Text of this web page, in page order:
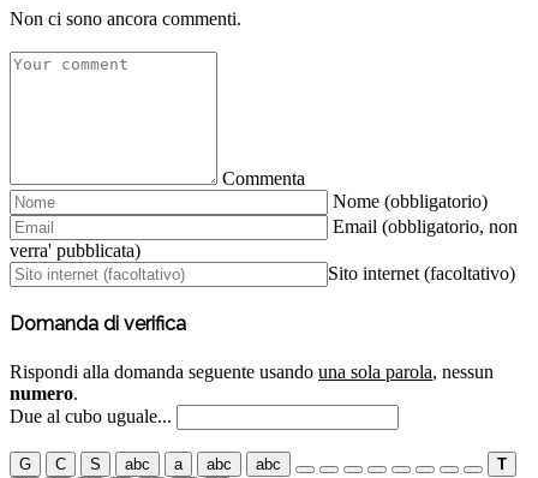
Non ci sono ancora commenti.
Commenta
Nome (obbligatorio)
Email (obbligatorio, non
verra' pubblicata)
Sito internet (facoltativo)
Domanda di verifica
Rispondi alla domanda seguente usando una sola parola, nessun
numero.
Due al cubo uguale...
G C S abc a abc abc
T